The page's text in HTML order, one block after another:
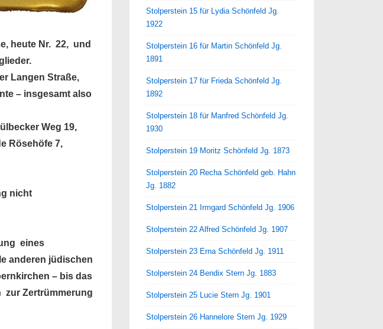
heute Nr. 22, und
Langen Straße,
– insgesamt also
Weg 19,
Rösehöfe 7,
nicht
eines
anderen jüdischen
– bis das
zur Zertrümmerung
Stolperstein 15 für Lydia Schönfeld Jg.
1922
Stolperstein 16 für Martin Schönfeld Jg.
1891
Stolperstein 17 für Frieda Schönfeld Jg.
1892
Stolperstein 18 für Manfred Schönfeld Jg.
1930
Stolperstein 19 Moritz Schönfeld Jg. 1873
Stolperstein 20 Recha Schönfeld geb. Hahn
Jg. 1882
Stolperstein 21 Irmgard Schönfeld Jg. 1906
Stolperstein 22 Alfred Schönfeld Jg. 1907
Stolperstein 23 Erna Schönfeld Jg. 1911
Stolperstein 24 Bendix Stern Jg. 1883
Stolperstein 25 Lucie Stern Jg. 1901
Stolperstein 26 Hannelore Stern Jg. 1929